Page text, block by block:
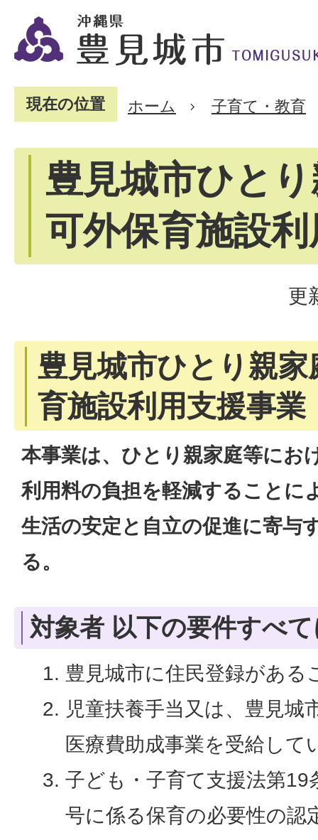
現在の位置 ホーム 子育て・教育
豊見城市ひと
可外保育施設
更
豊見城市ひとり親
育施設利用支援事業
本事業は、ひとり親家庭等にお
利用料の負担を軽減することに
生活の安定と自立の促進に寄与
る。
対象者 以下の要件すべ
豊見城市に住民登録がある
児童扶養手当又は、豊見城
医療費助成事業を受給して
子ども・子育て支援法第19
号に係る保育の必要性の認